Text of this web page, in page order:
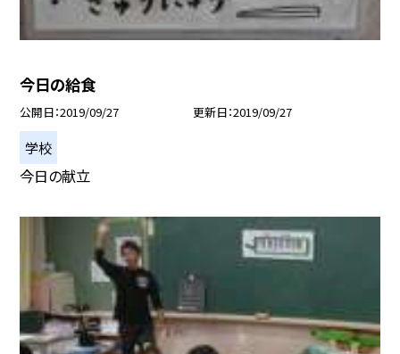
今日の給食
公開日 2019/09/27 更新日 2019/09/27
学校
今日の献立